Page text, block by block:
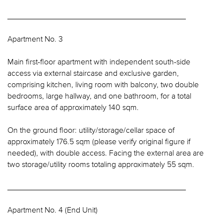
Apartment No. 3
Main first-floor apartment with independent south-side
access via external staircase and exclusive garden,
comprising kitchen, living room with balcony, two double
bedrooms, large hallway, and one bathroom, for a total
surface area of approximately 140 sqm.
On the ground floor: utility/storage/cellar space of
approximately 176.5 sqm (please verify original figure if
needed), with double access. Facing the external area are
two storage/utility rooms totaling approximately 55 sqm.
Apartment No. 4 (End Unit)